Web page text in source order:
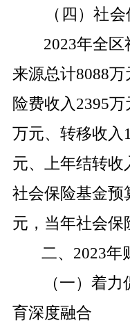
（四）社
2023年全区
来源总计8088万
险费收入2395万
万元、转移收入
元、上年结转收
社会保险基金预
元，当年社会保
二、 2023年
（一）着力
育深度融合